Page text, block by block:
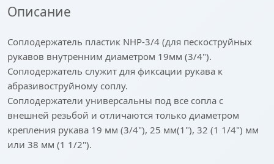
Описание
Соплодержатель пластик NHP-3/4 (для пескоструйных
рукавов внутренним диаметром 19мм (3/4").
Соплодержатель служит для фиксации рукава к
абразивоструйному соплу.
Соплодержатели универсальны под все сопла с
внешней резьбой и отличаются только диаметром
крепления рукава 19 мм (3/4"), 25 мм(1"), 32 (1 1/4") мм
или 38 мм (1 1/2").